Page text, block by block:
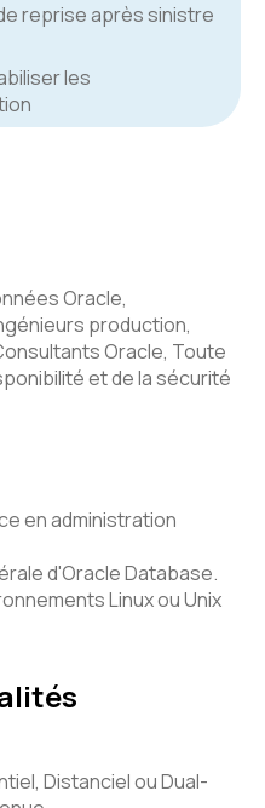
reprise après sinistre
les
Oracle,
production,
Oracle, Toute
et de la sécurité
en administration
d'Oracle Database.
Linux ou Unix
Distanciel ou Dual-